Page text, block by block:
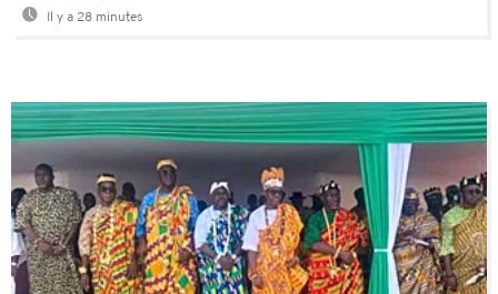
Il y a 28 minutes